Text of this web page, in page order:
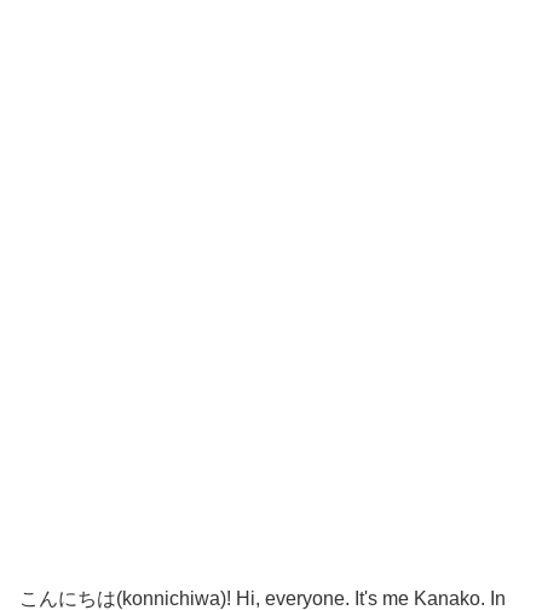
こんにちは(konnichiwa)! Hi, everyone. It's me Kanako. In